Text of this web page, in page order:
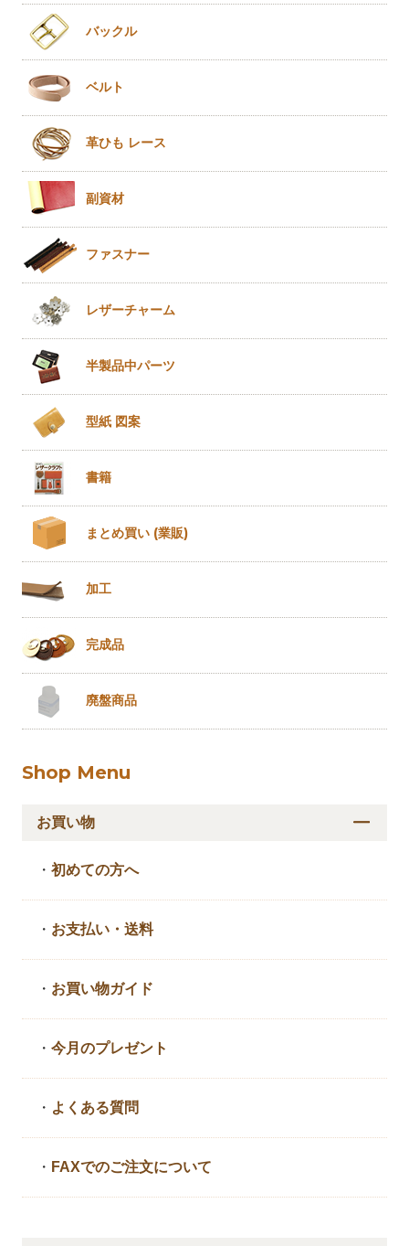
バックル
ベルト
革ひも レース
副資材
ファスナー
レザーチャーム
半製品中パーツ
型紙 図案
書籍
まとめ買い (業販)
加工
完成品
廃盤商品
Shop Menu
お買い物
・初めての方へ
・ お支払い・送料
・ お買い物ガイド
・今月のプレゼント
・ よくある質問
・ FAXでのご注文について